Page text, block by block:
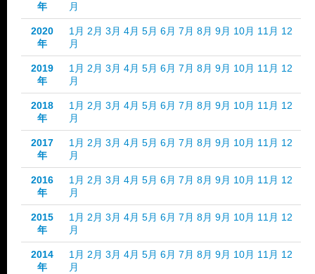
年
月
2020
年
1月 2月 3月 4月 5月 6月 7月 8月 9月 10月 11月 12
月
2019
年
1月 2月 3月 4月 5月 6月 7月 8月 9月 10月 11月 12
月
2018
年
1月 2月 3月 4月 5月 6月 7月 8月 9月 10月 11月 12
月
2017
年
1月 2月 3月 4月 5月 6月 7月 8月 9月 10月 11月 12
月
2016
年
1月 2月 3月 4月 5月 6月 7月 8月 9月 10月 11月 12
月
2015
年
1月 2月 3月 4月 5月 6月 7月 8月 9月 10月 11月 12
月
2014
年
1月 2月 3月 4月 5月 6月 7月 8月 9月 10月 11月 12
月